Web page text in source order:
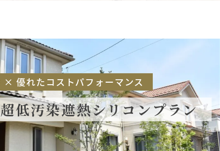
優れたコストパフォーマンス
低汚染遮熱シリコンプラン